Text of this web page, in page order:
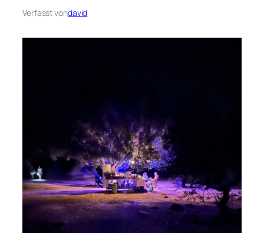
Verfasst vondavid